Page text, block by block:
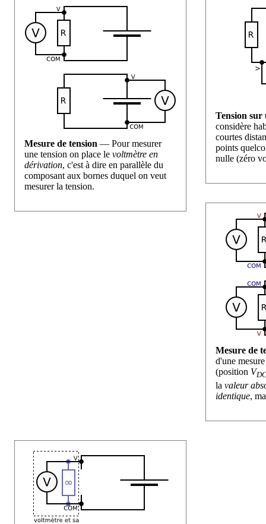
Mesure de tension — Pour mesurer
une tension on place le voltmètre en
dérivation, c'est à dire en parallèle du
composant aux bornes duquel on veut
mesurer la tension.
Tension sur
considère
courtes
points
nulle (zéro
Mesure de
d'une
(position V
la valeur
identique,